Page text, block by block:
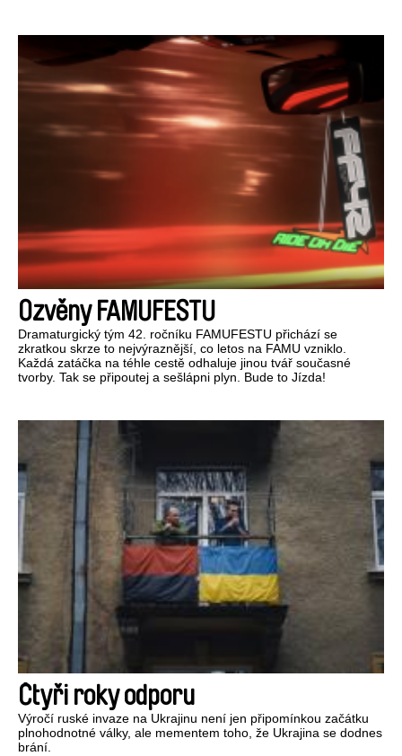
Ozvěny FAMUFESTU
Dramaturgický tým 42. ročníku FAMUFESTU přichází se
zkratkou skrze to nejvýraznější, co letos na FAMU vzniklo.
Každá zatáčka na téhle cestě odhaluje jinou tvář současné
tvorby. Tak se připoutej a sešlápni plyn. Bude to Jízda!
Čtyři roky odporu
Výročí ruské invaze na Ukrajinu není jen připomínkou začátku
plnohodnotné války, ale mementem toho, že Ukrajina se dodnes
brání.